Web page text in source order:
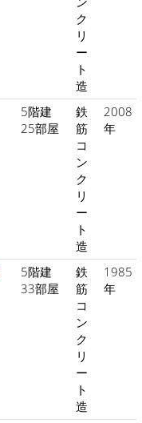
ク
リ
ー
ト
造
5階建
25部屋
鉄
筋
コ
ン
ク
リ
ー
ト
造
2008
年
5階建
33部屋
鉄
筋
コ
ン
ク
リ
ー
ト
造
1985
年